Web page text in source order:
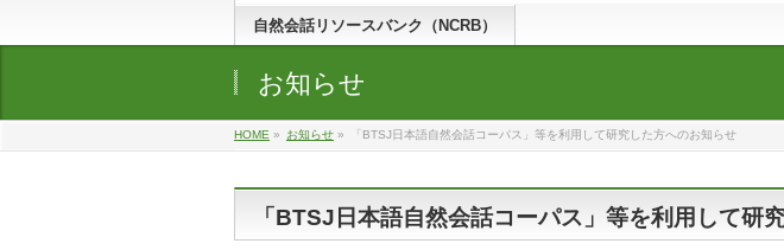
自然会話リソースバンク（NCRB）
お知らせ
HOME » お知らせ » 「BTSJ日本語自然会話コーパス」等を利用して研究した方へのお知らせ
「BTSJ日本語自然会話コーパス」等を利用して研